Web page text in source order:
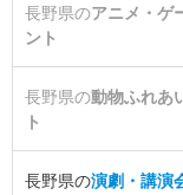
長野県のアニメ・ゲ
ント
長野県の動物ふれあ
ト
長野県の演劇・講演